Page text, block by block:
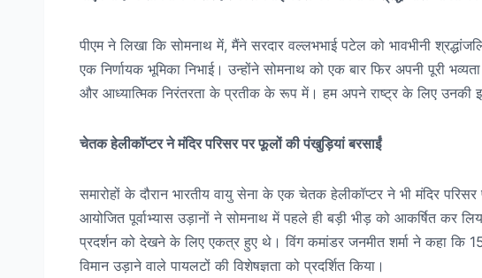
पीएम ने लिखा कि सोमनाथ में, मैंने सरदार वल्लभभाई पटेल को भावभीनी
एक निर्णायक भूमिका निभाई। उन्होंने सोमनाथ को एक बार फिर अपनी पूरी
और आध्यात्मिक निरंतरता के प्रतीक के रूप में। हम अपने राष्ट्र के लिए उनकी
चेतक हेलीकॉप्टर ने मंदिर परिसर पर फूलों की पंखुड़ियां बरसाईं
समारोहों के दौरान भारतीय वायु सेना के एक चेतक हेलीकॉप्टर ने भी मंदिर
आयोजित पूर्वाभ्यास उड़ानों ने सोमनाथ में पहले ही बड़ी भीड़ को आकर्षित कर
प्रदर्शन को देखने के लिए एकत्र हुए थे। विंग कमांडर जनमीत शर्मा ने कहा
विमान उड़ाने वाले पायलटों की विशेषज्ञता को प्रदर्शित किया।